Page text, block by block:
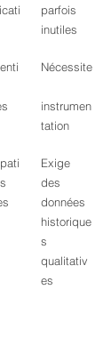
parfois
inutiles
Nécessite
instrumen
tation
Exige
des
données
historique
s
qualitativ
es